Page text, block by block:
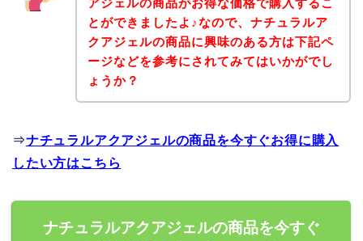
アジェルの商品がお得な価格で購入するこ
とができましたよ♪なので、ナチュラルア
クアジェルの商品に興味のある方は下記ペ
ージなどを参考にされてみてはいかがでし
ょうか？
⇒ナチュラルアクアジェルの商品を今すぐお得に購入
したい方はこちら
ナチュラルアクアジェルの商品を今すぐ